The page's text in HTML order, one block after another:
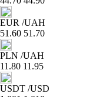
EUR /UAH
51.60 51.70
PLN /UAH
11.80 11.95
USDT /USD